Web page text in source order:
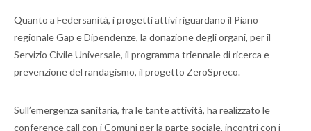
Quanto a Federsanità, i progetti attivi riguardano il Piano
regionale Gap e Dipendenze, la donazione degli organi, per il
Servizio Civile Universale, il programma triennale di ricerca e
prevenzione del randagismo, il progetto ZeroSpreco.
Sull’emergenza sanitaria, fra le tante attività, ha realizzato le
conference call con i Comuni per la parte sociale, incontri con i